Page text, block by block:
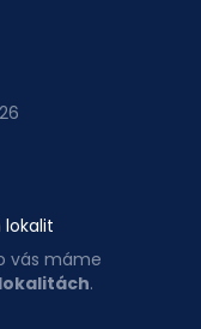
lokalit
vás máme
.